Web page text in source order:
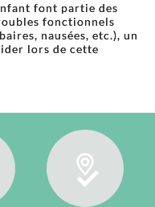
font partie des
fonctionnels
nausées, etc.), un
lors de cette